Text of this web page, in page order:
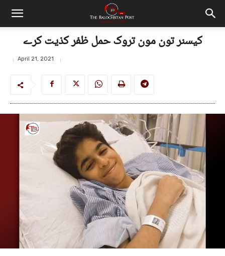
کیسنر تون مون تروک حمل ظفر کذیت کرے
April 21, 2021